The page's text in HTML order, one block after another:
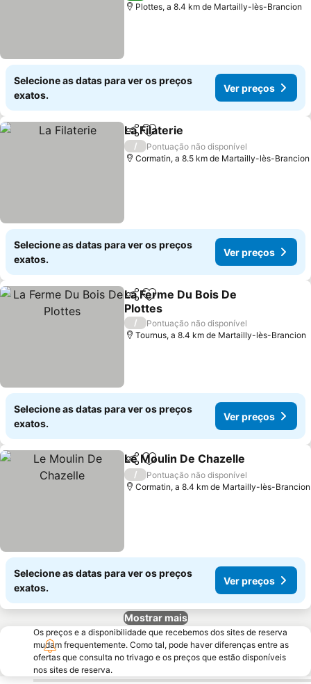
Plottes, a 8.4 km de Martailly-lès-Brancion
Selecione as datas para ver os preços
exatos.
Ver preços
PartilharAdicionar aos favoritos
La Filaterie
/
Pontuação não disponível
Cormatin, a 8.5 km de Martailly-lès-Brancion
Selecione as datas para ver os preços
exatos.
Ver preços
PartilharAdicionar aos favoritos
La Ferme Du Bois De
Plottes
/
Pontuação não disponível
Tournus, a 8.4 km de Martailly-lès-Brancion
Selecione as datas para ver os preços
exatos.
Ver preços
PartilharAdicionar aos favoritos
Le Moulin De Chazelle
/
Pontuação não disponível
Cormatin, a 8.4 km de Martailly-lès-Brancion
Selecione as datas para ver os preços
exatos.
Ver preços
Mostrar mais
Os preços e a disponibilidade que recebemos dos sites de reserva
mudam frequentemente. Como tal, pode haver diferenças entre as
ofertas que consulta no trivago e os preços que estão disponíveis
nos sites de reserva.